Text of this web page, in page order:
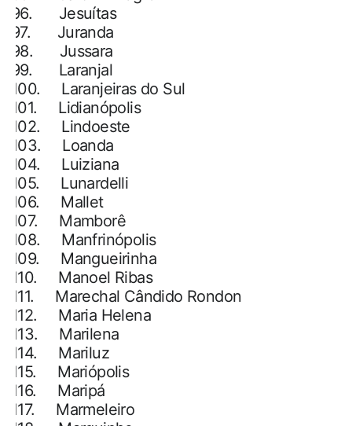
96.
Jesuítas
97.
Juranda
98.
Jussara
99.
Laranjal
100.
Laranjeiras do Sul
101.
Lidianópolis
102.
Lindoeste
103.
Loanda
104.
Luiziana
105.
Lunardelli
106.
Mallet
107.
Mamborê
108.
Manfrinópolis
109.
Mangueirinha
110.
Manoel Ribas
111.
Marechal Cândido Rondon
112.
Maria Helena
113.
Marilena
114.
Mariluz
115.
Mariópolis
116.
Maripá
117.
Marmeleiro